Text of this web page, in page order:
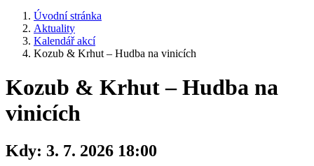
Úvodní stránka
Aktuality
Kalendář akcí
Kozub & Krhut – Hudba na vinicích
Kozub & Krhut – Hudba na
vinicích
Kdy: 3. 7. 2026 18:00